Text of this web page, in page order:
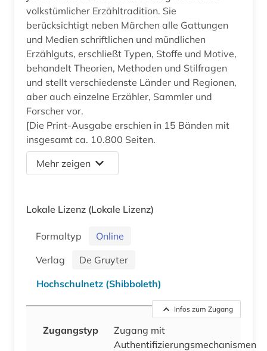
volkstümlicher Erzähltradition. Sie
berücksichtigt neben Märchen alle Gattungen
und Medien schriftlichen und mündlichen
Erzählguts, erschließt Typen, Stoffe und Motive,
behandelt Theorien, Methoden und Stilfragen
und stellt verschiedenste Länder und Regionen,
aber auch einzelne Erzähler, Sammler und
Forscher vor.
[Die Print-Ausgabe erschien in 15 Bänden mit
insgesamt ca. 10.800 Seiten.
Mehr zeigen
Lokale Lizenz (Lokale Lizenz)
Formaltyp
Online
Verlag
De Gruyter
Hochschulnetz (Shibboleth)
Infos zum Zugang
Zugangstyp
Zugang mit
Authentifizierungsmechanismen